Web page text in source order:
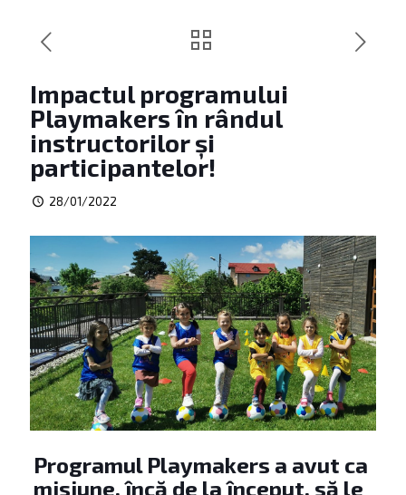
Impactul programului
Playmakers în rândul
instructorilor și
participantelor!
28/01/2022
Programul Playmakers a avut ca
misiune, încă de la început, să le